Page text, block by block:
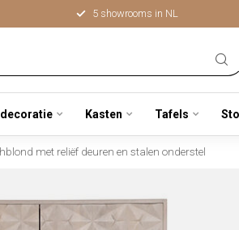
5 showrooms in NL
Kasten Tafels
met reliëf deuren en stalen onderstel